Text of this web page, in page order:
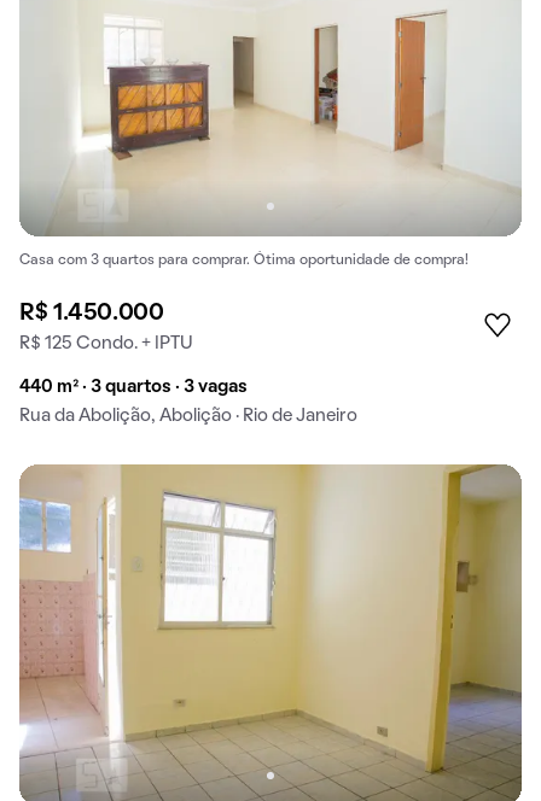
Casa com 3 quartos para comprar. Ótima oportunidade de compra!
R$ 1.450.000
R$ 125 Condo. + IPTU
440 m² · 3 quartos · 3 vagas
Rua da Abolição, Abolição · Rio de Janeiro